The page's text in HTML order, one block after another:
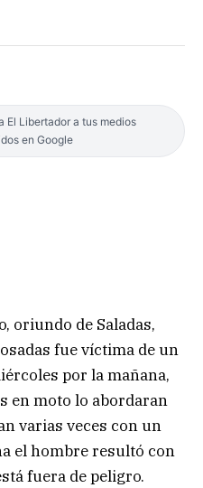
El Libertador a tus medios
en Google
oriundo de Saladas,
fue víctima de un
por la mañana,
en moto lo abordaran
varias veces con un
el hombre resultó con
fuera de peligro.